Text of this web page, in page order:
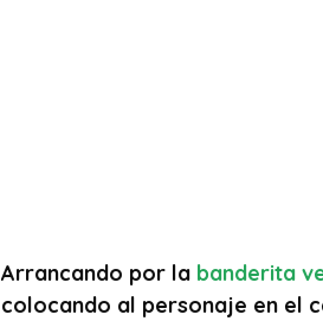
Arrancando por la banderita
colocando al personaje en el